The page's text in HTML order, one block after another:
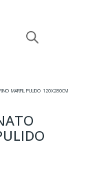
MARFIL PULIDO 120X280CM